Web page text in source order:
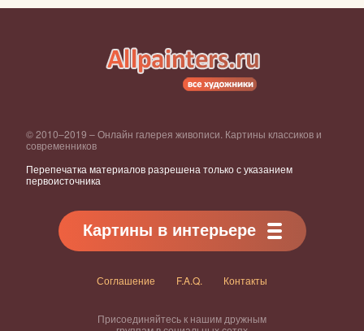
© 2010–2019 – Онлайн галерея живописи. Картины классиков и
современников
Перепечатка материалов разрешена только с указанием
первоисточника
Картины в интерьере
Соглашение F.A.Q. Контакты
Присоединяйтесь к нашим дружным